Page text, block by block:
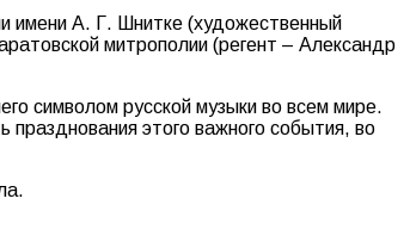
имени А. Г. Шнитке (художественный
митрополии (регент – Александр
символом русской музыки во всем мире.
этого важного события, во